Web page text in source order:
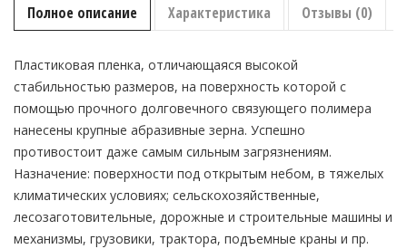
Полное описание Характеристика Отзывы (0)
Пластиковая пленка, отличающаяся высокой
стабильностью размеров, на поверхность которой с
помощью прочного долговечного связующего полимера
нанесены крупные абразивные зерна. Успешно
противостоит даже самым сильным загрязнениям.
Назначение: поверхности под открытым небом, в тяжелых
климатических условиях; сельскохозяйственные,
лесозаготовительные, дорожные и строительные машины и
механизмы, грузовики, трактора, подъемные краны и пр.